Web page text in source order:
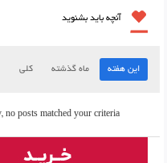
آنچه باید بشنوید
این هفته ماه گذشته کلی
no posts matched your criteria.